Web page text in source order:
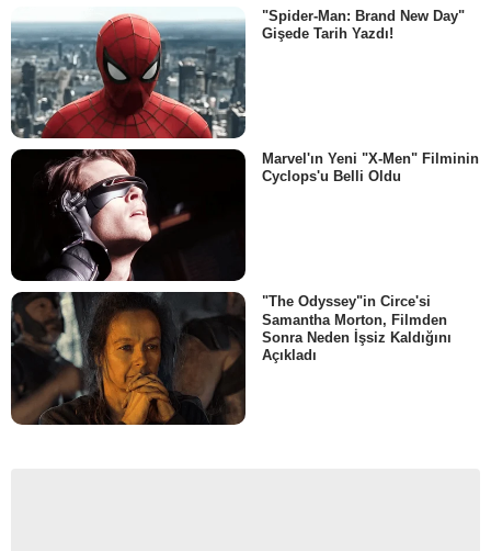
"Spider-Man: Brand New Day"
Gişede Tarih Yazdı!
Marvel'ın Yeni "X-Men" Filminin
Cyclops'u Belli Oldu
"The Odyssey"in Circe'si
Samantha Morton, Filmden
Sonra Neden İşsiz Kaldığını
Açıkladı